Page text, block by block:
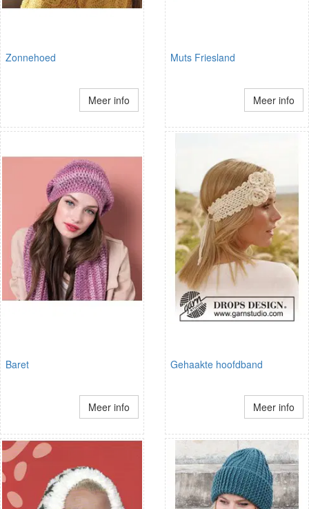
Zonnehoed
Meer info
Muts Friesland
Meer info
Baret
Meer info
Gehaakte hoofdband
Meer info